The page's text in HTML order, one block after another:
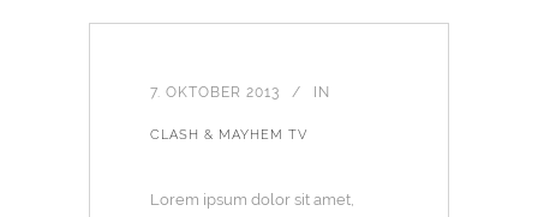
7. OKTOBER 2013 IN
CLASH & MAYHEM TV
Lorem ipsum dolor sit amet,